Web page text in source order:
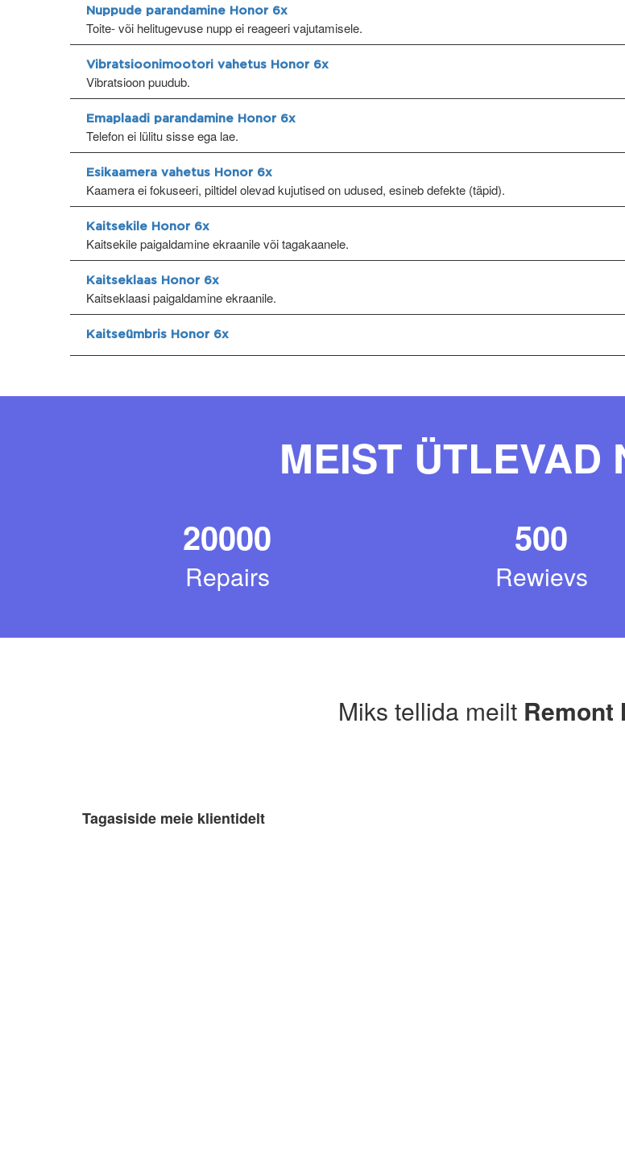
Nuppude parandamine Honor 6x
Toite- või helitugevuse nupp ei reageeri vajutamisele.
Vibratsioonimootori vahetus Honor 6x
Vibratsioon puudub.
Emaplaadi parandamine Honor 6x
Telefon ei lülitu sisse ega lae.
Esikaamera vahetus Honor 6x
Kaamera ei fokuseeri, piltidel olevad kujutised on udused, esineb defekte (täpid).
Kaitsekile Honor 6x
Kaitsekile paigaldamine ekraanile või tagakaanele.
Kaitseklaas Honor 6x
Kaitseklaasi paigaldamine ekraanile.
Kaitseümbris Honor 6x
MEIST ÜTLEVAD
20000
Repairs
500
Rewievs
Miks tellida meilt Remont
Tagasiside meie klientidelt